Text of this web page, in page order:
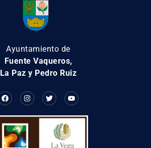
Ayuntamiento de
Fuente Vaqueros,
La Paz y Pedro Ruiz